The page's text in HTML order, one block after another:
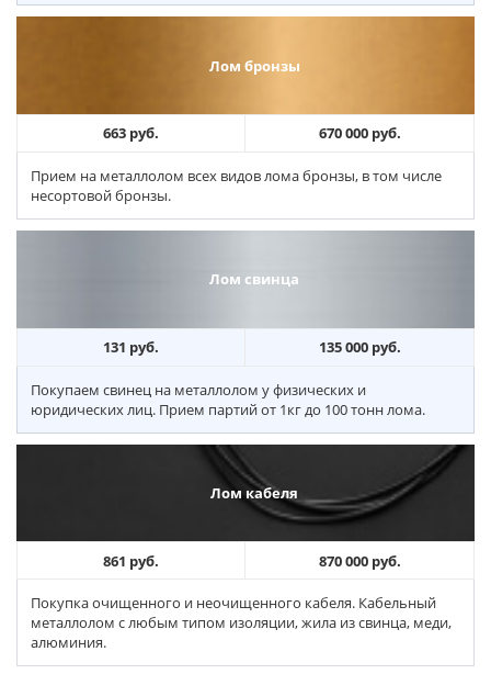
Лом бронзы
663 руб. 670 000 руб.
Прием на металлолом всех видов лома бронзы, в том числе
несортовой бронзы.
Лом свинца
131 руб. 135 000 руб.
Покупаем свинец на металлолом у физических и
юридических лиц. Прием партий от 1кг до 100 тонн лома.
Лом кабеля
861 руб. 870 000 руб.
Покупка очищенного и неочищенного кабеля. Кабельный
металлолом с любым типом изоляции, жила из свинца, меди,
алюминия.